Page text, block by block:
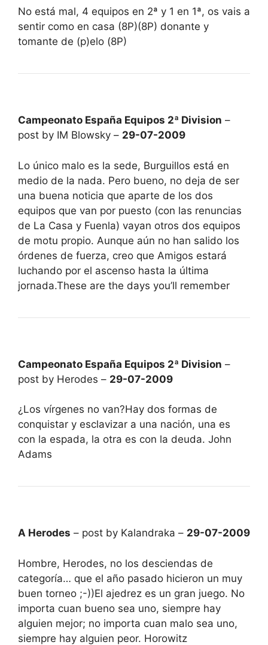
No está mal, 4 equipos en 2ª y 1 en 1ª, os vais a
sentir como en casa (8P)(8P) donante y
tomante de (p)elo (8P)
Campeonato España Equipos 2ª Division –
post by IM Blowsky – 29-07-2009
Lo único malo es la sede, Burguillos está en
medio de la nada. Pero bueno, no deja de ser
una buena noticia que aparte de los dos
equipos que van por puesto (con las renuncias
de La Casa y Fuenla) vayan otros dos equipos
de motu propio. Aunque aún no han salido los
órdenes de fuerza, creo que Amigos estará
luchando por el ascenso hasta la última
jornada.These are the days you’ll remember
Campeonato España Equipos 2ª Division –
post by Herodes – 29-07-2009
¿Los vírgenes no van?Hay dos formas de
conquistar y esclavizar a una nación, una es
con la espada, la otra es con la deuda. John
Adams
A Herodes – post by Kalandraka – 29-07-2009
Hombre, Herodes, no los desciendas de
categoría… que el año pasado hicieron un muy
buen torneo ;-))El ajedrez es un gran juego. No
importa cuan bueno sea uno, siempre hay
alguien mejor; no importa cuan malo sea uno,
siempre hay alguien peor. Horowitz